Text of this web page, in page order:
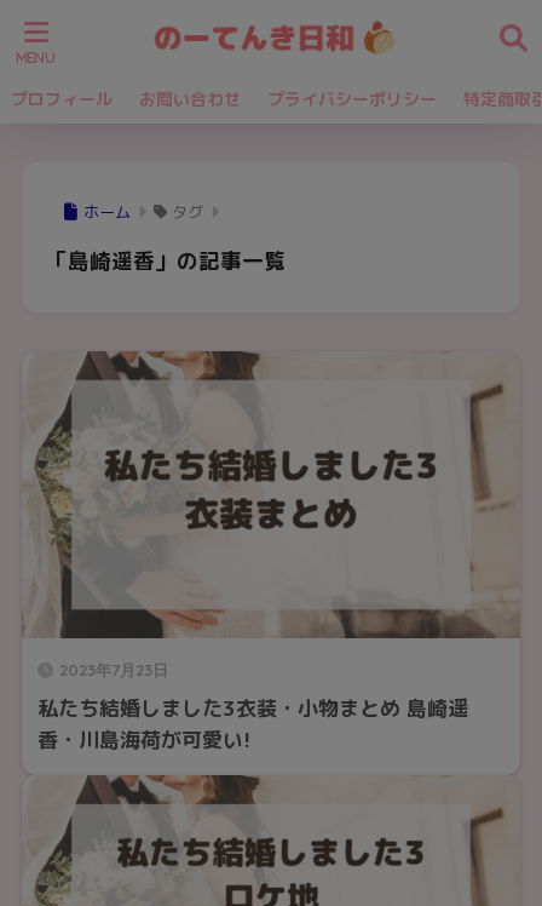
プロフィール お問い合わせ プライバシーポリシー 特定商取
ホーム タグ
「島崎遥香」の記事一覧
2023年7月23日
私たち結婚しました3衣装・小物まとめ 島崎遥
香・川島海荷が可愛い!